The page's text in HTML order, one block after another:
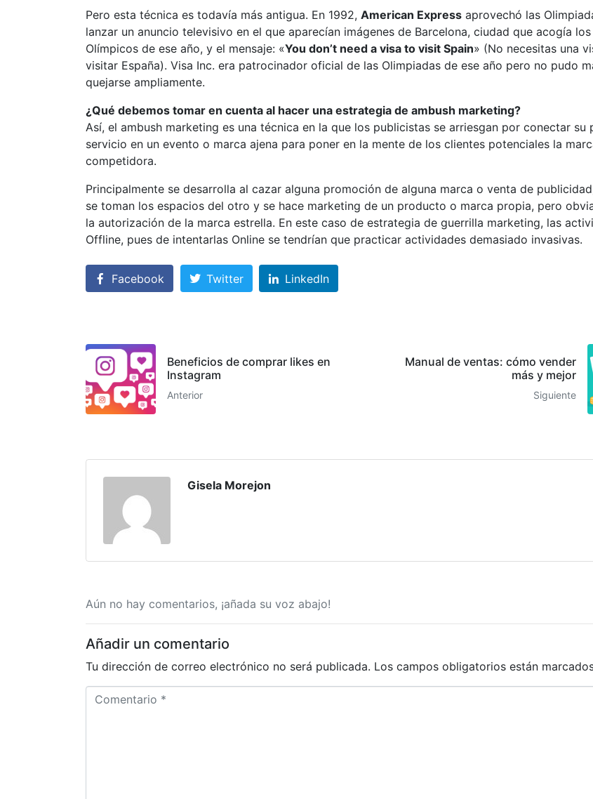
Pero esta técnica es todavía más antigua. En 1992, American Express aprovechó las
lanzar un anuncio televisivo en el que aparecían imágenes de Barcelona, ciudad que acogía
Olímpicos de ese año, y el mensaje: «You don’t need a visa to visit Spain» (No necesitas una
visitar España). Visa Inc. era patrocinador oficial de las Olimpiadas de ese año pero no pudo
quejarse ampliamente.
¿Qué debemos tomar en cuenta al hacer una estrategia de ambush marketing?
Así, el ambush marketing es una técnica en la que los publicistas se arriesgan por conectar su
servicio en un evento o marca ajena para poner en la mente de los clientes potenciales la
competidora.
Principalmente se desarrolla al cazar alguna promoción de alguna marca o venta de
se toman los espacios del otro y se hace marketing de un producto o marca propia, pero
la autorización de la marca estrella. En este caso de estrategia de guerrilla marketing, las
Offline, pues de intentarlas Online se tendrían que practicar actividades demasiado invasivas.
Facebook Twitter LinkedIn
Beneficios de comprar likes en
Instagram
Anterior
Manual de ventas: cómo vender
más y mejor
Siguiente
Gisela Morejon
Aún no hay comentarios, ¡añada su voz abajo!
Añadir un comentario
Tu dirección de correo electrónico no será publicada. Los campos obligatorios están